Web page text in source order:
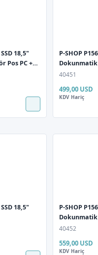
18,5"
Pos PC +
P-SHOP
Dokunmatik
40451
499,00 USD
KDV Hariç
18,5"
P-SHOP
Dokunmatik
40452
559,00 USD
KDV Hariç